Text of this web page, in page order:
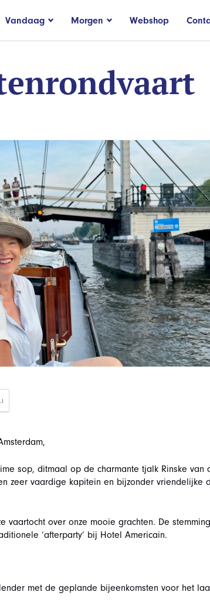
Vandaag Morgen Webshop
sop, ditmaal op de charmante tjalk Rinske van
zeer vaardige kapitein en bijzonder vriendelijke
over onze mooie grachten. De
‘afterparty’ bij Hotel Americain.
met de geplande bijeenkomsten voor het